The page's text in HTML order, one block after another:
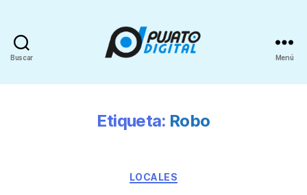
Buscar Menú
Etiqueta: Robo
LOCALES